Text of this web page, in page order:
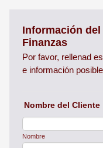
Información
Finanzas
Por favor, rellenad
e información posible
Nombre del Cliente
Nombre